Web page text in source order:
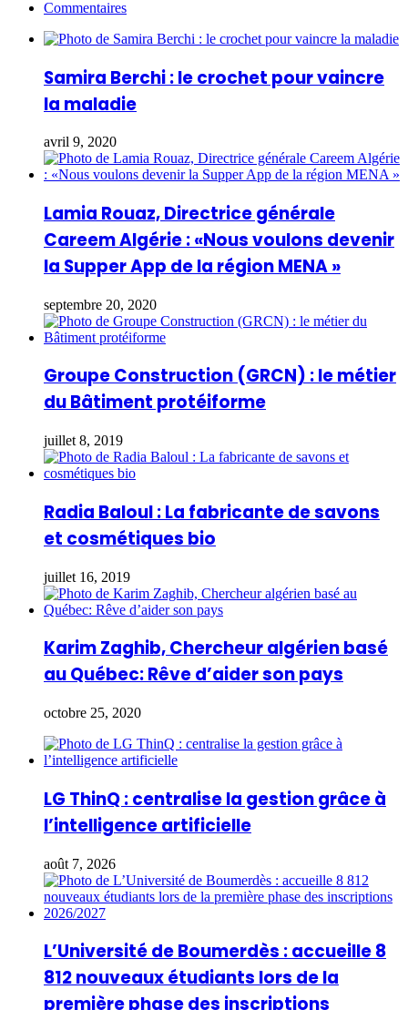
Commentaires
Samira Berchi : le crochet pour vaincre
la maladie
avril 9, 2020
Lamia Rouaz, Directrice générale
Careem Algérie : «Nous voulons devenir
la Supper App de la région MENA »
septembre 20, 2020
Groupe Construction (GRCN) : le métier
du Bâtiment protéiforme
juillet 8, 2019
Radia Baloul : La fabricante de savons
et cosmétiques bio
juillet 16, 2019
Karim Zaghib, Chercheur algérien basé
au Québec: Rêve d’aider son pays
octobre 25, 2020
LG ThinQ : centralise la gestion grâce à
l’intelligence artificielle
août 7, 2026
L’Université de Boumerdès : accueille 8
812 nouveaux étudiants lors de la
première phase des inscriptions